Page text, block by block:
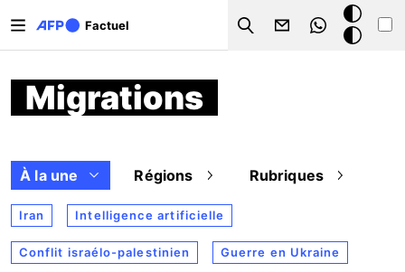
Factuel
Search
Mode
sombre
Migrations
À la une Régions Rubriques
Iran Intelligence artificielle
Conflit israélo-palestinien Guerre en Ukraine